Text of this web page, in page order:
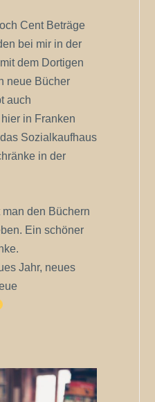
Cent Beträge
bei mir in der
dem Dortigen
neue Bücher
auch
in Franken
Sozialkaufhaus
in der
den Büchern
Ein schöner
Jahr, neues